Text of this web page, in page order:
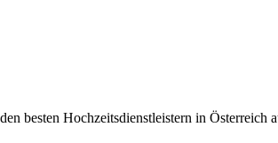
besten Hochzeitsdienstleistern in Österreich